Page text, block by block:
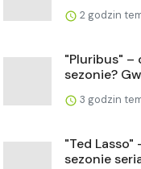
2 godzin
"Pluribus" –
sezonie?
3 godzin
"Ted
sezonie